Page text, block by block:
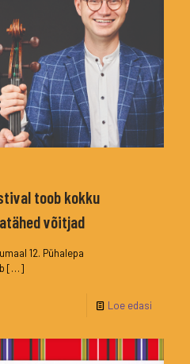
toob kokku
võitjad
12. Pühalepa
[…]
Loe edasi